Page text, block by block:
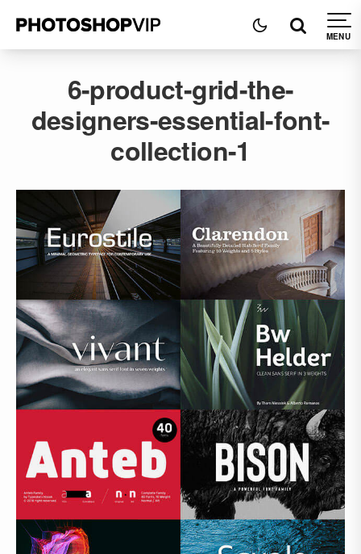
6-product-grid-the-
designers-essential-font-
collection-1